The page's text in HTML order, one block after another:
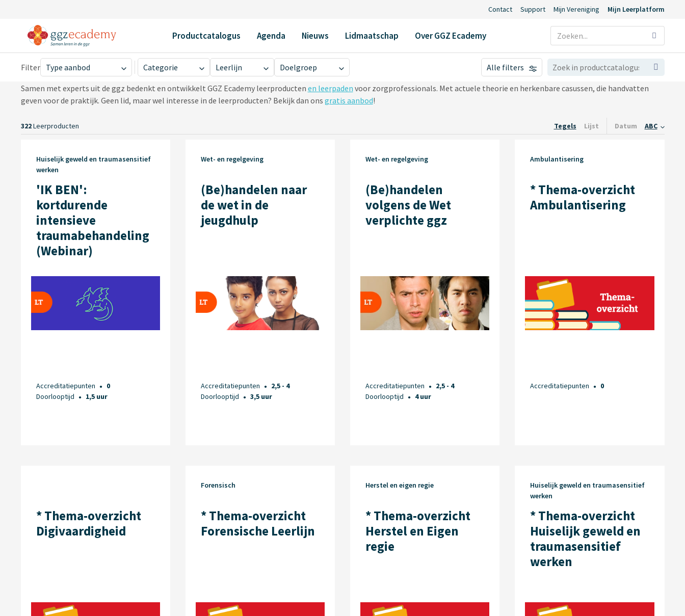
Contact Support Mijn Vereniging Mijn Leerplatform
Productcatalogus Agenda Nieuws Lidmaatschap Over GGZ Ecademy
Home Productcatalogus
Filter Type aanbod
ggz-instelling
gratis
vLOGO-onderwijs en
scholing aan derden
Categorie Leerlijn Doelgroep Alle filters
Productcatalogus GGZ Ecademy
Samen met experts uit de ggz bedenkt en ontwikkelt GGZ Ecademy leerproducten en leerpaden voor zorgprofessionals. Met actuele theorie en herkenbare casussen, die handvatten
geven voor de praktijk. Geen lid, maar wel interesse in de leerproducten? Bekijk dan ons gratis aanbod!
322Leerproducten Tegels Lijst Datum ABC
Huiselijk geweld en traumasensitief
werken
'IK BEN':
kortdurende
intensieve
traumabehandeling
(Webinar)
Accreditatiepunten ●
0
Doorlooptijd
● 1,5 uur
Wet- en regelgeving
(Be)handelen naar
de wet in de
jeugdhulp
Accreditatiepunten ●
2,5 - 4
Doorlooptijd
● 3,5 uur
Wet- en regelgeving
(Be)handelen
volgens de Wet
verplichte ggz
Accreditatiepunten ●
2,5 - 4
Doorlooptijd
● 4 uur
Ambulantisering
* Thema-overzicht
Ambulantisering
Accreditatiepunten ● 0
* Thema-overzicht
Digivaardigheid
Forensisch
* Thema-overzicht
Forensische Leerlijn
Herstel en eigen regie
* Thema-overzicht
Herstel en Eigen
regie
Huiselijk geweld en traumasensitief
werken
* Thema-overzicht
Huiselijk geweld en
traumasensitief
werken